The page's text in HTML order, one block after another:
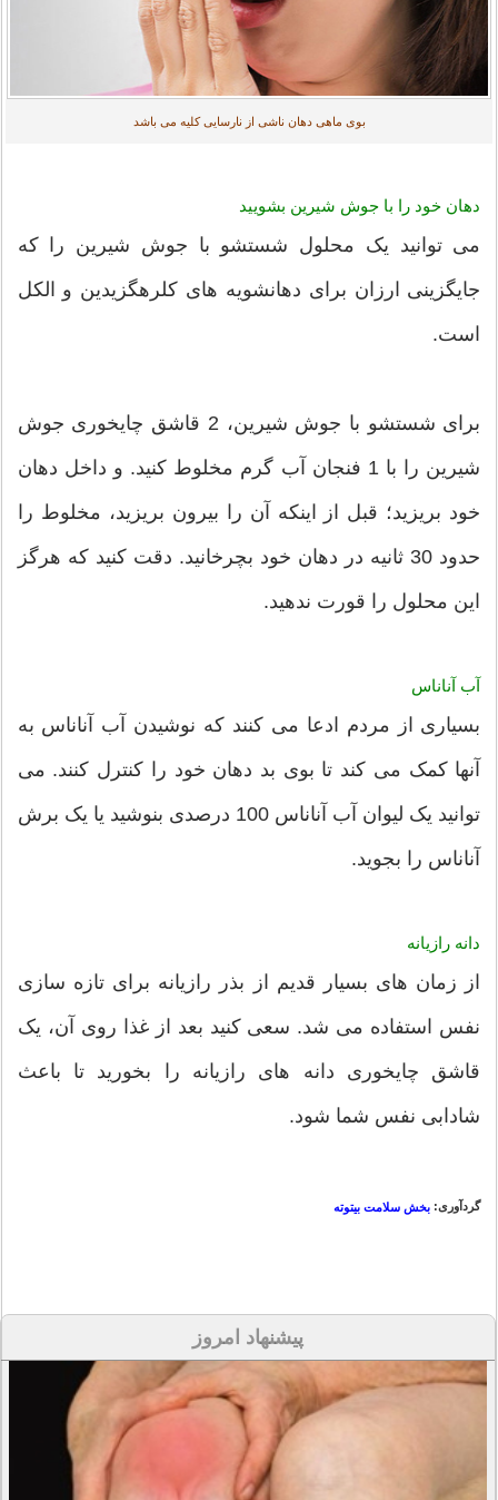
بوی ماهی دهان ناشی از نارسایی کلیه می باشد
دهان خود را با جوش شیرین بشویید
می توانید یک محلول شستشو با جوش شیرین را که
جایگزینی ارزان برای دهانشویه های کلرهگزیدین و الکل
است.
برای شستشو با جوش شیرین، 2 قاشق چایخوری جوش
شیرین را با 1 فنجان آب گرم مخلوط کنید. و داخل دهان
خود بریزید؛ قبل از اینکه آن را بیرون بریزید، مخلوط را
حدود 30 ثانیه در دهان خود بچرخانید. دقت کنید که هرگز
این محلول را قورت ندهید.
آب آناناس
بسیاری از مردم ادعا می کنند که نوشیدن آب آناناس به
آنها کمک می کند تا بوی بد دهان خود را کنترل کنند. می
توانید یک لیوان آب آناناس 100 درصدی بنوشید یا یک برش
آناناس را بجوید.
دانه رازیانه
از زمان های بسیار قدیم از بذر رازیانه برای تازه سازی
نفس استفاده می شد. سعی کنید بعد از غذا روی آن، یک
قاشق چایخوری دانه های رازیانه را بخورید تا باعث
شادابی نفس شما شود.
گردآوری: بخش سلامت بیتوته
پیشنهاد امروز